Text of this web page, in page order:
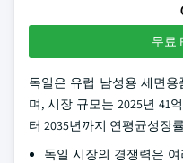
무료
독일은 유럽 남성용 세면
며, 시장 규모는 2025년 41
터 2035년까지 연평균성장
독일 시장의 경쟁력은